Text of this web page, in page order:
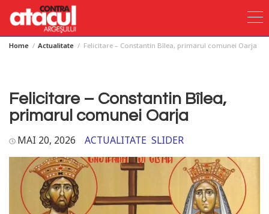
SkipHome Actualitate Felicitare – Constantin Bîlea, primarul comunei Oarja
Felicitare – Constantin Bîlea,
primarul comunei Oarja
MAI 20, 2026 ACTUALITATE SLIDER